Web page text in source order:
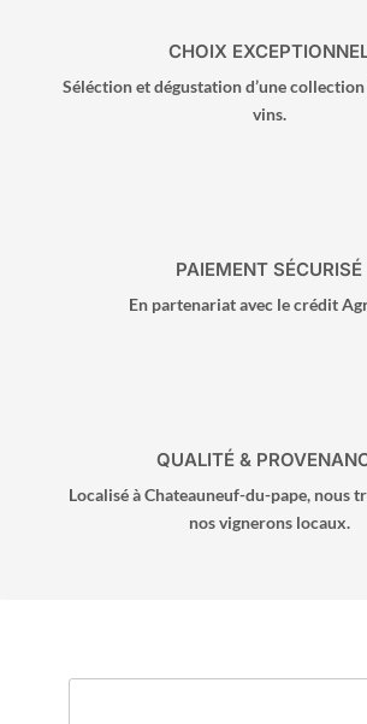
CHOIX
Séléction et dégustation d’une
vins.
PAIEMENT SÉCURISÉ
En partenariat avec le crédit
QUALITÉ &
Localisé à Chateauneuf-du-pape, nous
nos vignerons locaux.